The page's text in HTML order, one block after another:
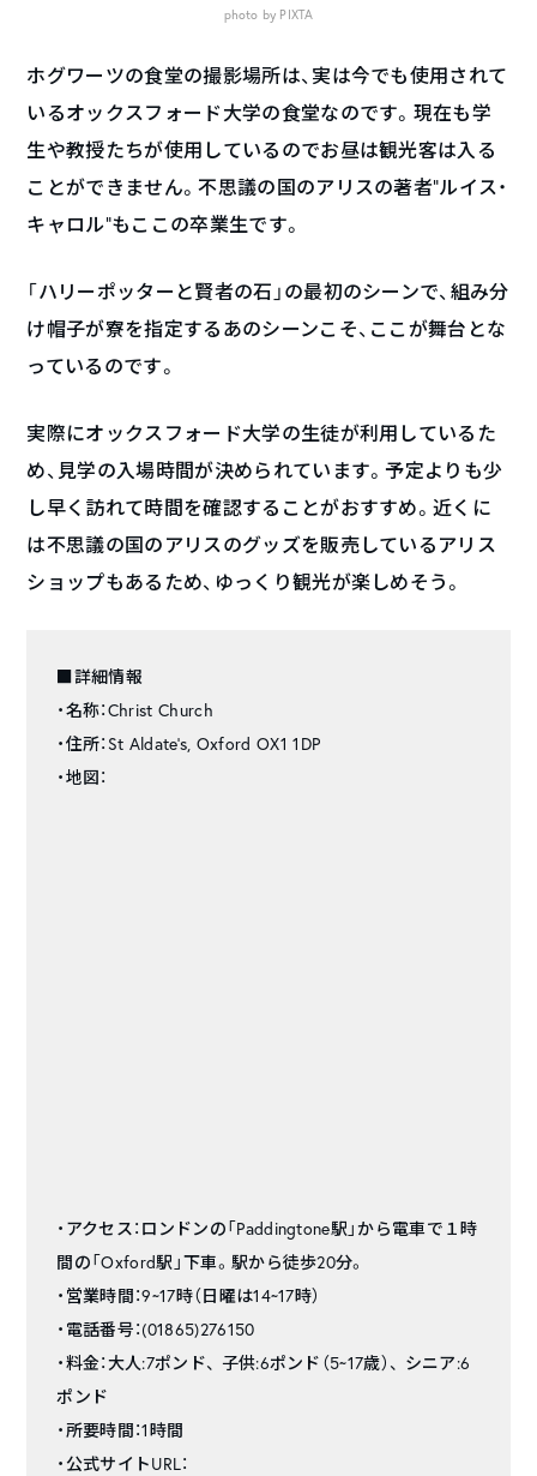
photo by PIXTA
ホグワーツの食堂の撮影場所は、実は今でも使用されて
いるオックスフォード大学の食堂なのです。現在も学
生や教授たちが使用しているのでお昼は観光客は入る
ことができません。不思議の国のアリスの著者”ルイス・
キャロル”もここの卒業生です。
「ハリーポッターと賢者の石」の最初のシーンで、組み分
け帽子が寮を指定するあのシーンこそ、ここが舞台とな
っているのです。
実際にオックスフォード大学の生徒が利用しているた
め、見学の入場時間が決められています。予定よりも少
し早く訪れて時間を確認することがおすすめ。近くに
は不思議の国のアリスのグッズを販売しているアリス
ショップもあるため、ゆっくり観光が楽しめそう。
■詳細情報
・名称：Christ Church
・住所：St Aldate’s, Oxford OX1 1DP
・地図：
・アクセス：ロンドンの「Paddingtone駅」から電車で１時
間の「Oxford駅」下車。駅から徒歩20分。
・営業時間：9~17時（日曜は14~17時）
・電話番号：(01865)276150
・料金：大人:7ポンド、 子供:6ポンド（5~17歳）、 シニア:6
ポンド
・所要時間：1時間
・公式サイトURL：